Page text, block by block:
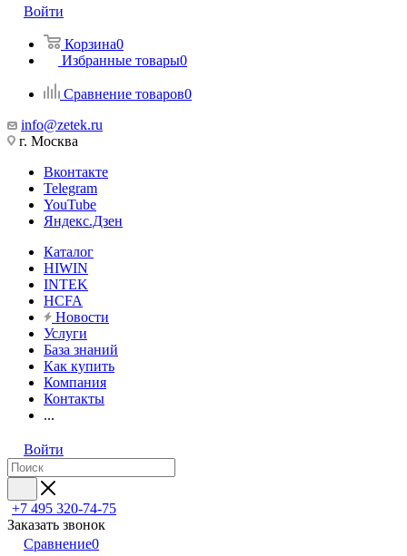
Войти
Корзина0
Избранные товары0
Сравнение товаров0
info@zetek.ru
г. Москва
Вконтакте
Telegram
YouTube
Яндекс.Дзен
Каталог
HIWIN
INTEK
HCFA
Новости
Услуги
База знаний
Как купить
Компания
Контакты
...
Войти
+7 495 320-74-75
Заказать звонок
Сравнение0